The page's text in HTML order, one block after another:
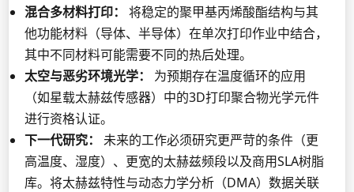
混合多材料打印：
将稳定的聚甲基丙烯酸酯结构与其
他功能材料（导体、半导体）在单次打印作业中结合，
其中不同材料可能需要不同的热后处理。
太空与恶劣环境光学：
为预期存在温度循环的应用
（如星载太赫兹传感器）中的3D打印聚合物光学元件
进行资格认证。
下一代研究：
未来的工作必须研究更严苛的条件（更
高温度、湿度）、更宽的太赫兹频段以及商用SLA树脂
库。将太赫兹特性与动态力学分析（DMA）数据关联